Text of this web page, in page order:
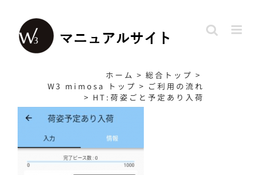
content
ホーム > 総合トップ >
W3 mimosa トップ > ご利用の流れ
> HT:荷姿ごと予定あり入荷